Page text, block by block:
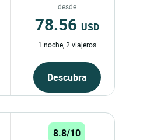
desde
78.56 USD
1 noche, 2 viajeros
Descubra
8.8/10